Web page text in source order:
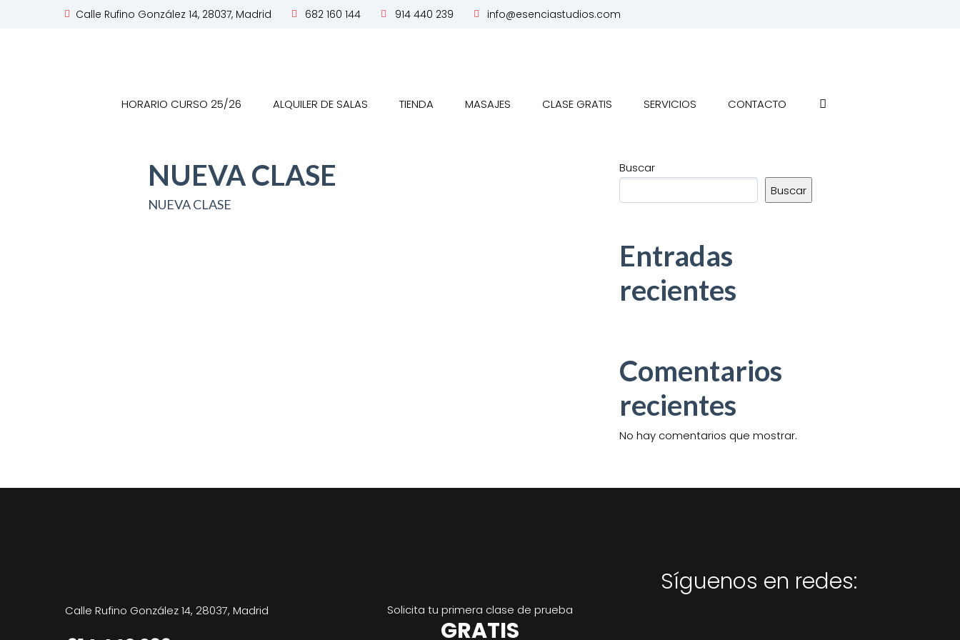
Calle Rufino González 14, 28037, Madrid 682 160 144 914 440 239 info@esenciastudios.com
HORARIO CURSO 25/26 ALQUILER DE SALAS TIENDA MASAJES CLASE GRATIS SERVICIOS CONTACTO
NUEVA CLASE
NUEVA CLASE
Buscar
Buscar
Entradas
recientes
Comentarios
recientes
No hay comentarios que mostrar.
Calle Rufino González 14, 28037, Madrid Solicita tu primera clase de prueba
GRATIS
Síguenos en redes: